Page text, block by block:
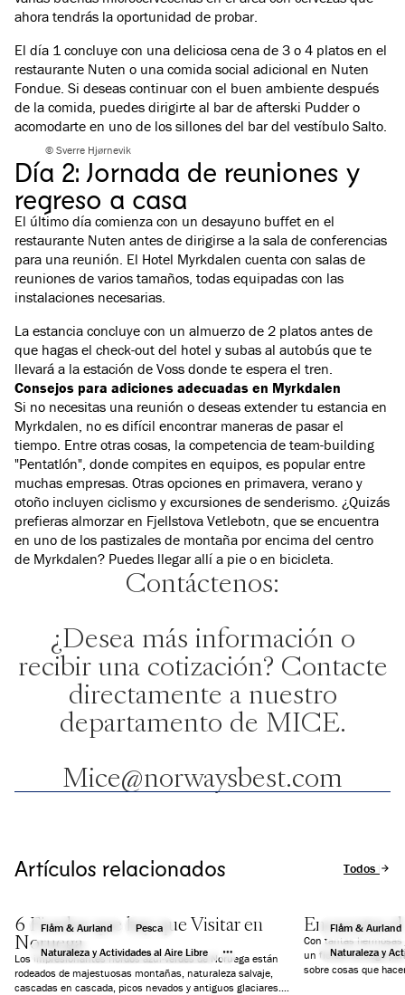
ahora tendrás la oportunidad de probar.
El día 1 concluye con una deliciosa cena de 3 o 4 platos en el
restaurante Nuten o una comida social adicional en Nuten
Fondue. Si deseas continuar con el buen ambiente después
de la comida, puedes dirigirte al bar de afterski Pudder o
acomodarte en uno de los sillones del bar del vestíbulo Salto.
© Sverre Hjørnevik
Día 2: Jornada de reuniones y
regreso a casa
El último día comienza con un desayuno buffet en el
restaurante Nuten antes de dirigirse a la sala de conferencias
para una reunión. El Hotel Myrkdalen cuenta con salas de
reuniones de varios tamaños, todas equipadas con las
instalaciones necesarias.
La estancia concluye con un almuerzo de 2 platos antes de
que hagas el check-out del hotel y subas al autobús que te
llevará a la estación de Voss donde te espera el tren.
Consejos para adiciones adecuadas en Myrkdalen
Si no necesitas una reunión o deseas extender tu estancia en
Myrkdalen, no es difícil encontrar maneras de pasar el
tiempo. Entre otras cosas, la competencia de team-building
"Pentatlón", donde compites en equipos, es popular entre
muchas empresas. Otras opciones en primavera, verano y
otoño incluyen ciclismo y excursiones de senderismo. ¿Quizás
prefieras almorzar en Fjellstova Vetlebotn, que se encuentra
en uno de los pastizales de montaña por encima del centro
de Myrkdalen? Puedes llegar allí a pie o en bicicleta.
Contáctenos:
¿Desea más información o
recibir una cotización? Contacte
directamente a nuestro
departamento de MICE.
Mice@norwaysbest.com
Artículos relacionados Todos los
Flåm & Aurland
Pesca
Naturaleza y Actividades al Aire Libre
6 Fiordos que hay que Visitar en
Noruega
Los impresionantes fiordos azul-verdes de Noruega están
rodeados de majestuosas montañas, naturaleza salvaje,
cascadas en cascada, picos nevados y antiguos glaciares.
Flåm & Aurland
Naturaleza y
Encuentra
Con tantas
un fiordo noruego
sobre cosas que